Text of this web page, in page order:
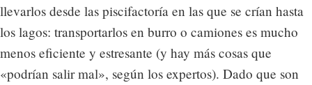
llevarlos desde las piscifactoría en las que se crían hasta
los lagos: transportarlos en burro o camiones es mucho
menos eficiente y estresante (y hay más cosas que
«podrían salir mal», según los expertos). Dado que son